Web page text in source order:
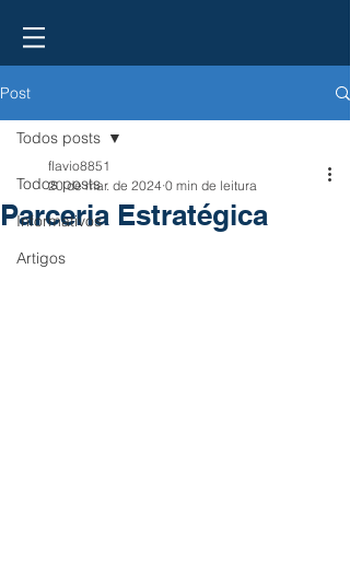
Post
Todos posts
Informativos
Artigos
Todos posts
Parceria Estratégica
flavio8851
20 de mar. de 2024 0 min de leitura